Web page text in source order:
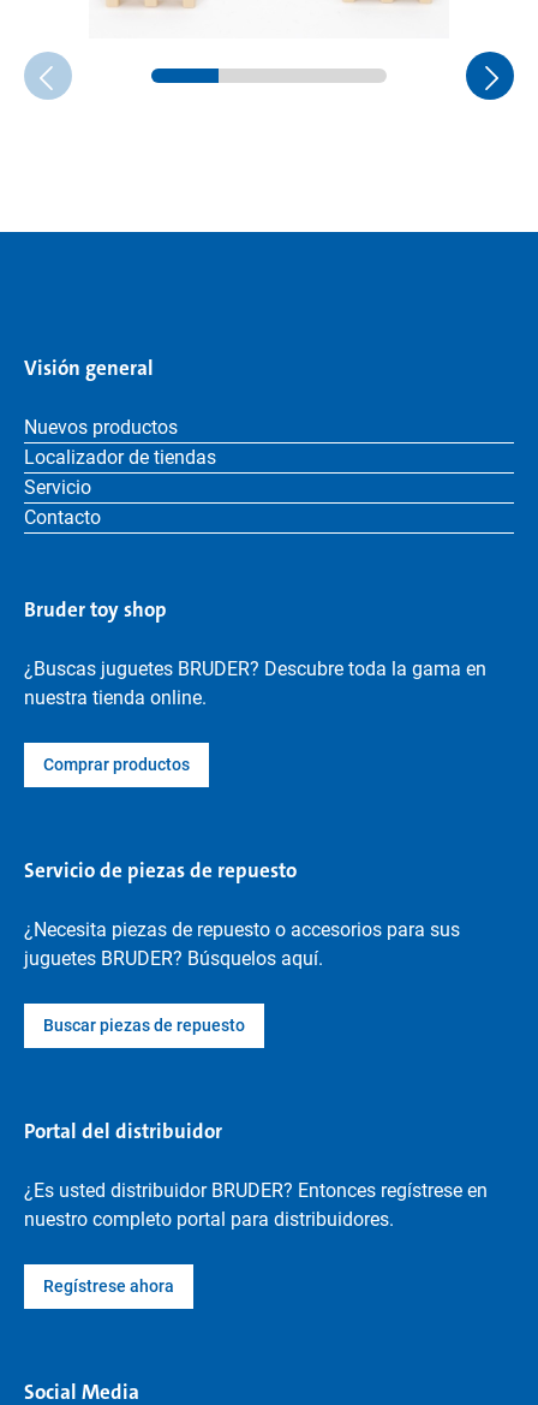
Visión general
Nuevos productos
Localizador de tiendas
Servicio
Contacto
Bruder toy shop
¿Buscas juguetes BRUDER? Descubre toda la gama en
nuestra tienda online.
Comprar productos
Servicio de piezas de repuesto
¿Necesita piezas de repuesto o accesorios para sus
juguetes BRUDER? Búsquelos aquí.
Buscar piezas de repuesto
Portal del distribuidor
¿Es usted distribuidor BRUDER? Entonces regístrese en
nuestro completo portal para distribuidores.
Regístrese ahora
Social Media